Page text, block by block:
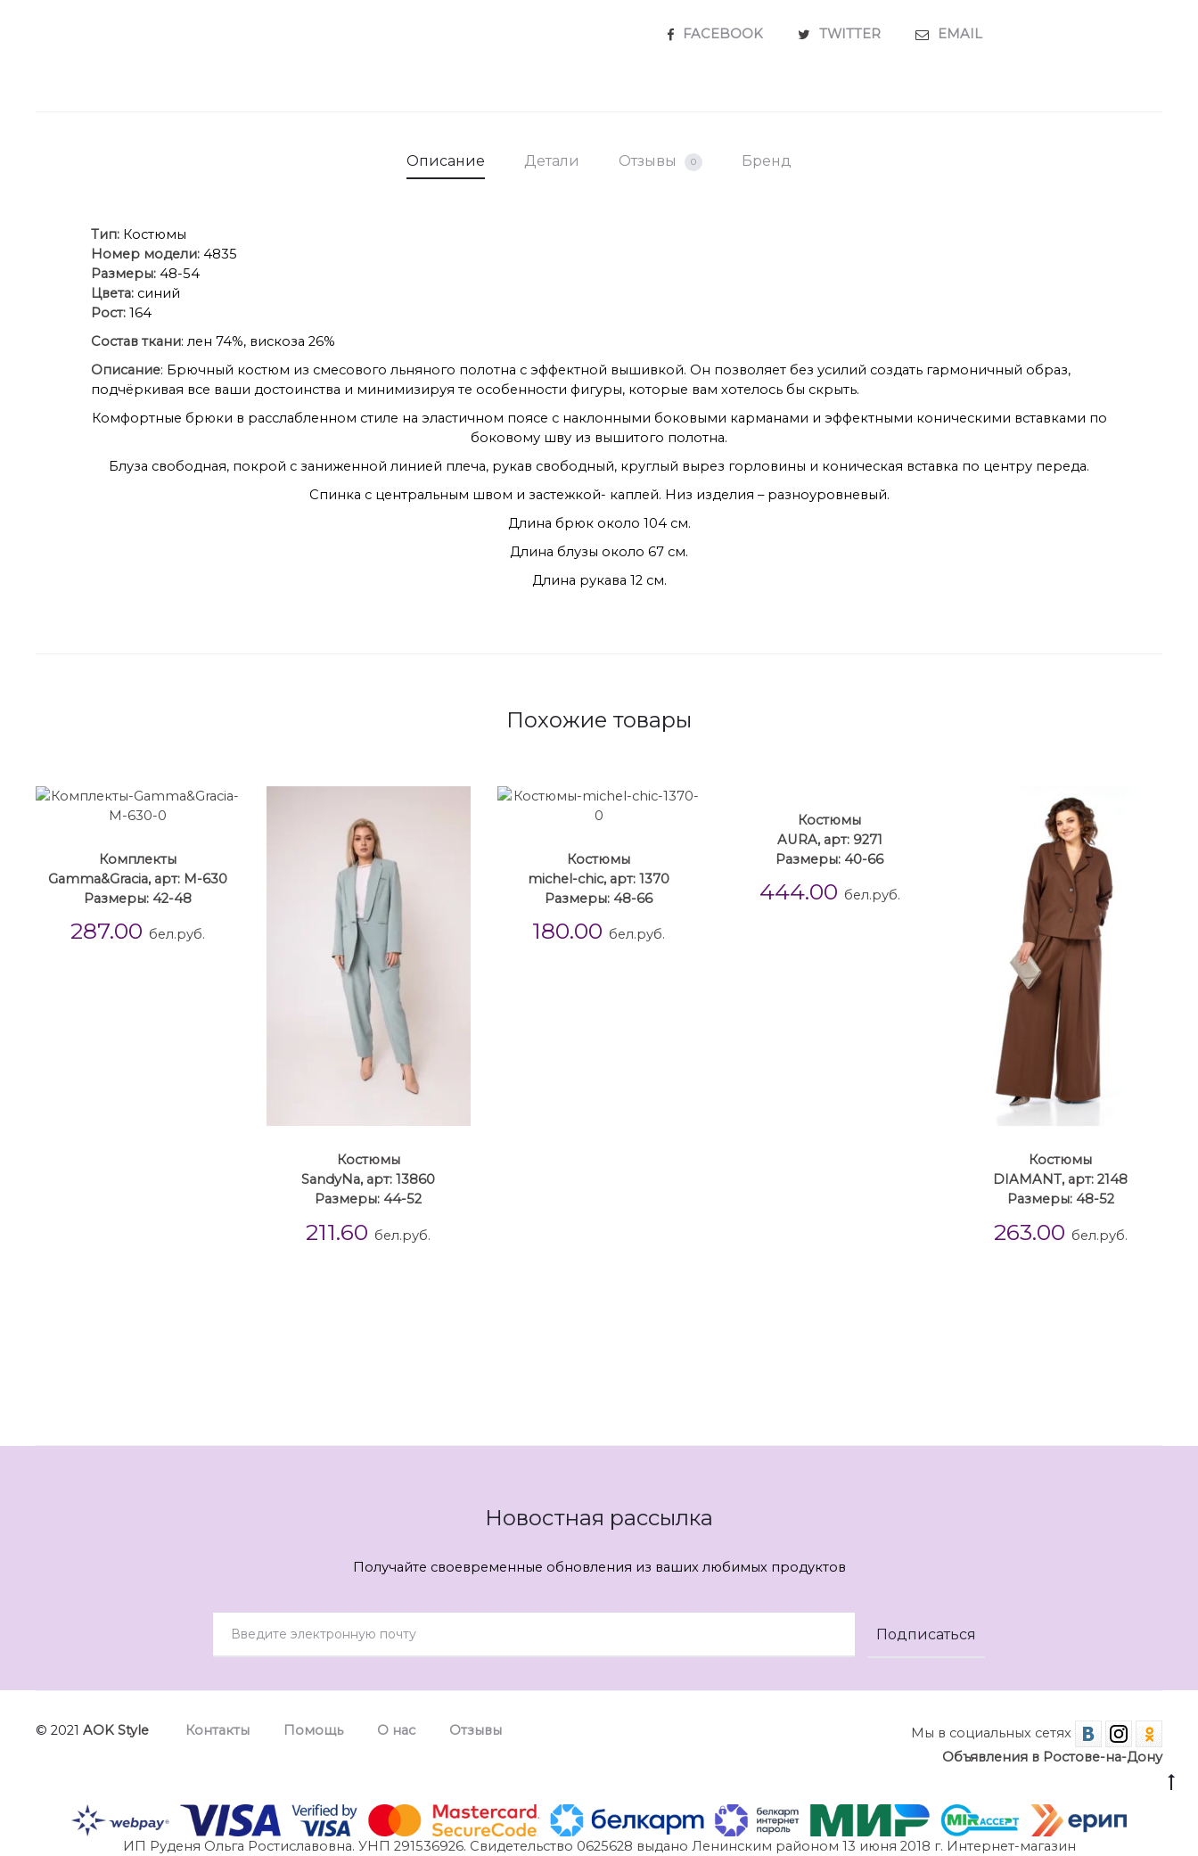
SHARE
FACEBOOK TWITTER EMAIL
Описание Детали Отзывы 0 Бренд
Тип: Костюмы
Номер модели: 4835
Размеры: 48-54
Цвета: синий
Рост: 164
Состав ткани: лен 74%, вискоза 26%
Описание: Брючный костюм из смесового льняного полотна с эффектной вышивкой. Он позволяет без усилий создать гармоничный образ,
подчёркивая все ваши достоинства и минимизируя те особенности фигуры, которые вам хотелось бы скрыть.
Комфортные брюки в расслабленном стиле на эластичном поясе с наклонными боковыми карманами и эффектными коническими вставками по
боковому шву из вышитого полотна.
Блуза свободная, покрой с заниженной линией плеча, рукав свободный, круглый вырез горловины и коническая вставка по центру переда.
Спинка с центральным швом и застежкой- каплей. Низ изделия – разноуровневый.
Длина брюк около 104 см.
Длина блузы около 67 см.
Длина рукава 12 см.
Похожие товары
Комплекты
Gamma&Gracia, арт: М-630
Размеры: 42-48
287.00 бел.руб.
Костюмы
SandyNa, арт: 13860
Размеры: 44-52
211.60 бел.руб.
Костюмы
michel-chic, арт: 1370
Размеры: 48-66
180.00 бел.руб.
Костюмы
AURA, арт: 9271
Размеры: 40-66
444.00 бел.руб.
Костюмы
DIAMANT, арт: 2148
Размеры: 48-52
263.00 бел.руб.
Новостная рассылка
Получайте своевременные обновления из ваших любимых продуктов
© 2021 AOK Style Контакты Помощь О нас Отзывы
Мы в социальных сетях
Объявления в Ростове-на-Дону
ИП Руденя Ольга Ростиславовна. УНП 291536926. Свидетельство 0625628 выдано Ленинским районом 13 июня 2018 г. Интернет-магазин